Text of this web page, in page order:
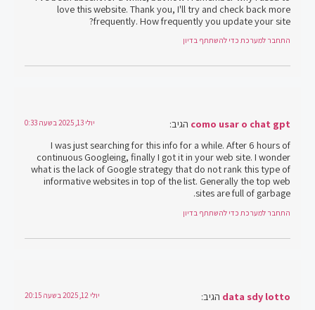
love this website. Thank you, I'll try and check back more
frequently. How frequently you update your site?
התחבר למערכת כדי להשתתף בדיון
como usar o chat gpt הגיב: יולי 13, 2025 בשעה 0:33
I was just searching for this info for a while. After 6 hours of
continuous Googleing, finally I got it in your web site. I wonder
what is the lack of Google strategy that do not rank this type of
informative websites in top of the list. Generally the top web
sites are full of garbage.
התחבר למערכת כדי להשתתף בדיון
data sdy lotto הגיב: יולי 12, 2025 בשעה 20:15